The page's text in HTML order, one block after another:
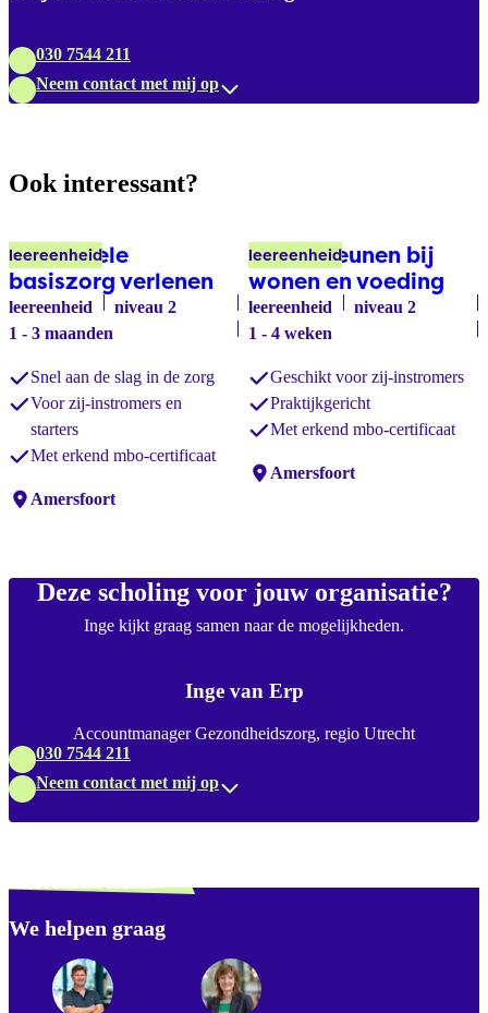
030 7544 211
Neem contact met mij op
Ook interessant?
Individuele
basiszorg verlenen
leereenheid
niveau 2
1 - 3 maanden
leereenheid
Snel aan de slag in de zorg
Voor zij-instromers en
starters
Met erkend mbo-certificaat
Locaties:
Amersfoort
Ondersteunen bij
wonen en voeding
leereenheid
niveau 2
1 - 4 weken
leereenheid
Geschikt voor zij-instromers
Praktijkgericht
Met erkend mbo-certificaat
Locaties:
Amersfoort
Deze scholing voor jouw organisatie?
Inge kijkt graag samen naar de mogelijkheden.
Inge van Erp
Accountmanager Gezondheidszorg, regio Utrecht
030 7544 211
Neem contact met mij op
We helpen graag
Footer